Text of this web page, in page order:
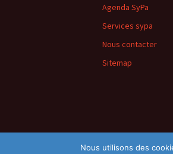
Agenda SyPa
Services sypa
Nous contacter
Sitemap
Nous utilisons des